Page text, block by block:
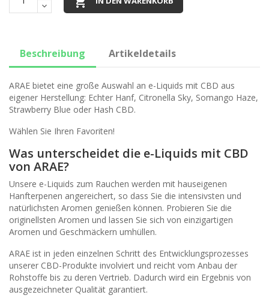
Beschreibung Artikeldetails
ARAE bietet eine große Auswahl an e-Liquids mit CBD aus
eigener Herstellung: Echter Hanf, Citronella Sky, Somango Haze,
Strawberry Blue oder Hash CBD.
Wählen Sie Ihren Favoriten!
Was unterscheidet die e-Liquids mit CBD
von ARAE?
Unsere e-Liquids zum Rauchen werden mit hauseigenen
Hanfterpenen angereichert, so dass Sie die intensivsten und
natürlichsten Aromen genießen können. Probieren Sie die
originellsten Aromen und lassen Sie sich von einzigartigen
Aromen und Geschmäckern umhüllen.
ARAE ist in jeden einzelnen Schritt des Entwicklungsprozesses
unserer CBD-Produkte involviert und reicht vom Anbau der
Rohstoffe bis zu deren Vertrieb. Dadurch wird ein Ergebnis von
ausgezeichneter Qualität garantiert.